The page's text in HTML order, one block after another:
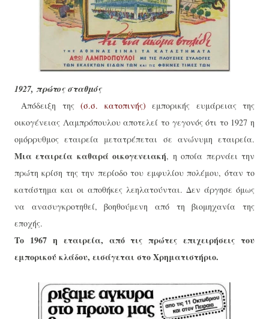
1927, πρώτος σταθμός
Απόδειξη της(σ.σ. κατοπινής) εμπορικής ευμάρειας της
οικογένειας Λαμπρόπουλου αποτελεί το γεγονός ότι το 1927 η
ομόρρυθμος εταιρεία μετατρέπεται σε ανώνυμη εταιρεία.
Μια εταιρεία καθαρά οικογενειακή, η οποία περνάει την
πρώτη κρίση της την περίοδο του εμφυλίου πολέμου, όταν το
κατάστημα και οι αποθήκες λεηλατούνται. Δεν άργησε όμως
να ανασυγκροτηθεί, βοηθούμενη από τη βιομηχανία της
εποχής.
Το 1967 η εταιρεία, από τις πρώτες επιχειρήσεις του
εμπορικού κλάδου, εισάγεται στο Χρηματιστήριο.